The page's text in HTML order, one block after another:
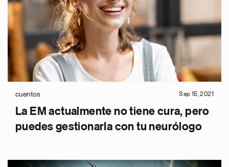
cuentos Sep 15, 2021
La EM actualmente no tiene cura, pero
puedes gestionarla con tu neurólogo